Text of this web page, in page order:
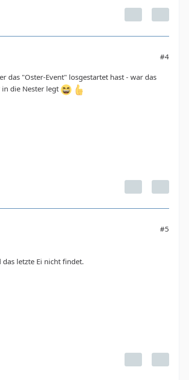
#4
das "Oster-Event" losgestartet hast - war das
in die Nester legt
#5
letzte Ei nicht findet.